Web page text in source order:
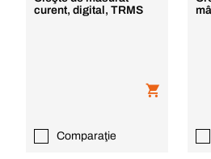
curent, digital, TRMS
Comparaţie